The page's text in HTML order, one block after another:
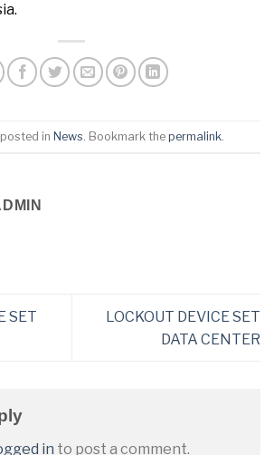
in News . Bookmark the permalink
SET
LOCKOUT DEVICE SET
DATA CENTER
in to post a comment.